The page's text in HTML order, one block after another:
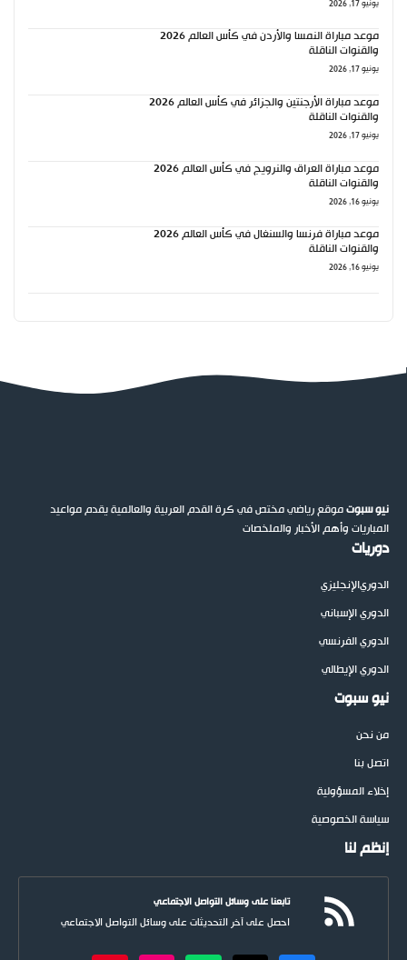
يونيو 17, 2026
موعد مباراة النمسا والأردن في كأس العالم 2026
والقنوات الناقلة
يونيو 17, 2026
موعد مباراة الأرجنتين والجزائر في كأس العالم 2026
والقنوات الناقلة
يونيو 17, 2026
موعد مباراة العراق والنرويج في كأس العالم 2026
والقنوات الناقلة
يونيو 16, 2026
موعد مباراة فرنسا والسنغال في كأس العالم 2026
والقنوات الناقلة
يونيو 16, 2026
نيو سبوتموقع رياضي مختص في كرة القدم العربية والعالمية يقدم مواعيد
المباريات وأهم الأخبار والملخصات
دوريات
الدوريالإنجليزي
الدوري الإسباني
الدوري الفرنسي
الدوري الإيطالي
نيو سبوت
من نحن
اتصل بنا
إخلاء المسؤولية
سياسة الخصوصية
إنظم لنا
تابعنا على وسائل التواصل الاجتماعي
احصل على آخر التحديثات على وسائل التواصل الاجتماعي